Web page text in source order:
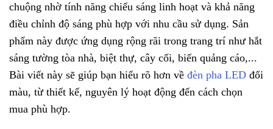
chuộng nhờ tính năng chiếu sáng linh hoạt và khả năng
điều chỉnh độ sáng phù hợp với nhu cầu sử dụng. Sản
phẩm này được ứng dụng rộng rãi trong trang trí như hắt
sáng tường tòa nhà, biệt thự, cây cối, biển quảng cáo,...
Bài viết này sẽ giúp bạn hiểu rõ hơn về đèn pha LED đổi
màu, từ thiết kế, nguyên lý hoạt động đến cách chọn
mua phù hợp.